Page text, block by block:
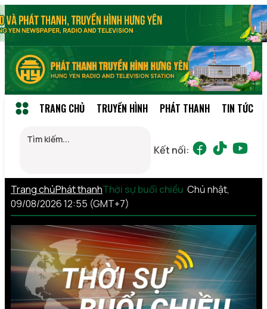
TRANG CHỦ TRUYỀN HÌNH PHÁT THANH TIN TỨC
Kết nối:
Trang chủPhát thanhThời sự buổi chiều Chủ nhật,
09/08/2026 12:55 (GMT+7)